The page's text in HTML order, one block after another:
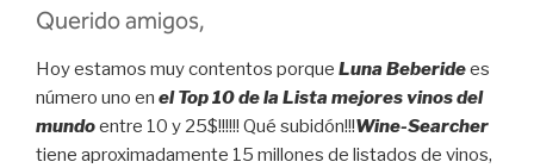
Querido amigos,
Hoy estamos muy contentos porque Luna Beberidees
número uno en el Top 10 de la Lista mejores vinos del
mundoentre 10 y 25$!!!!!! Qué subidón!!!Wine-Searcher
tiene aproximadamente 15 millones de listados de vinos,